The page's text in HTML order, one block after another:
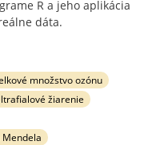
R a jeho aplikácia
dáta.
množstvo ozónu
žiarenie
Mendela